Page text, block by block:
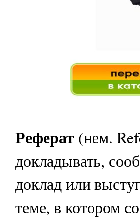
Реферат(нем.
докладывать,
доклад или
теме, в котором